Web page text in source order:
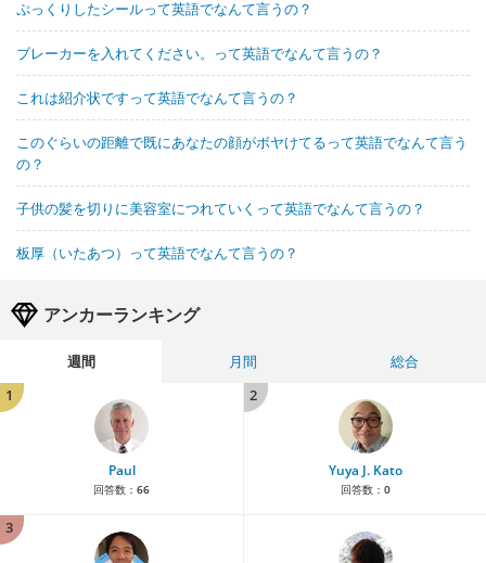
ぷっくりしたシールって英語でなんて言うの？
ブレーカーを入れてください。って英語でなんて言うの？
これは紹介状ですって英語でなんて言うの？
このぐらいの距離で既にあなたの顔がボヤけてるって英語でなんて言う
の？
子供の髪を切りに美容室につれていくって英語でなんて言うの？
板厚（いたあつ）って英語でなんて言うの？
アンカーランキング
週間 月間
総合
1
Paul
回答数： 66
2
Yuya J. Kato
回答数： 0
3